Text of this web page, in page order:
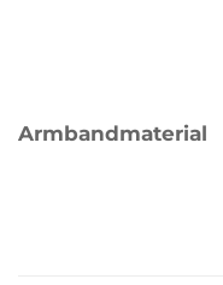
Armbandmaterial